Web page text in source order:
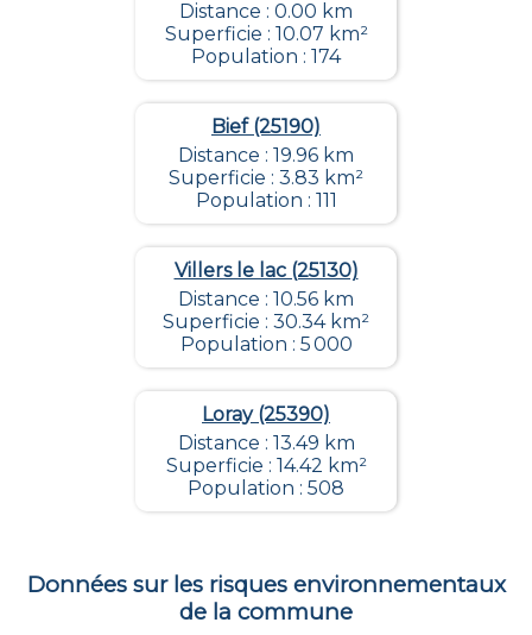
Distance : 0.00 km
Superficie : 10.07 km²
Population : 174
Bief (25190)
Distance : 19.96 km
Superficie : 3.83 km²
Population : 111
Villers le lac (25130)
Distance : 10.56 km
Superficie : 30.34 km²
Population : 5 000
Loray (25390)
Distance : 13.49 km
Superficie : 14.42 km²
Population : 508
Données sur les risques environnementaux
de la commune